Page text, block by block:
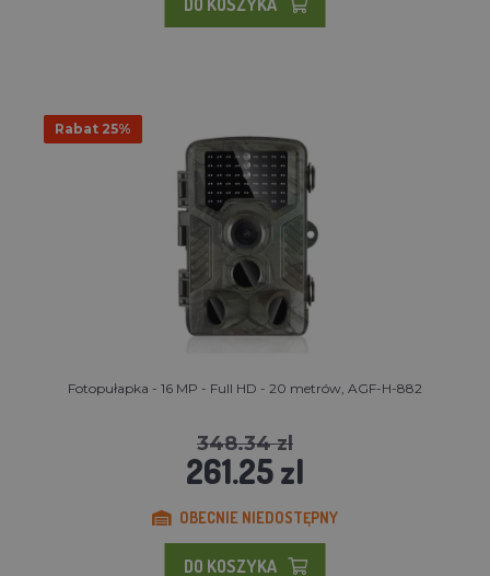
Rabat 25%
Fotopułapka - 16 MP - Full HD - 20 metrów, AGF-H-882
348.34 zl
261.25 zl
OBECNIE NIEDOSTĘPNY
DO KOSZYKA